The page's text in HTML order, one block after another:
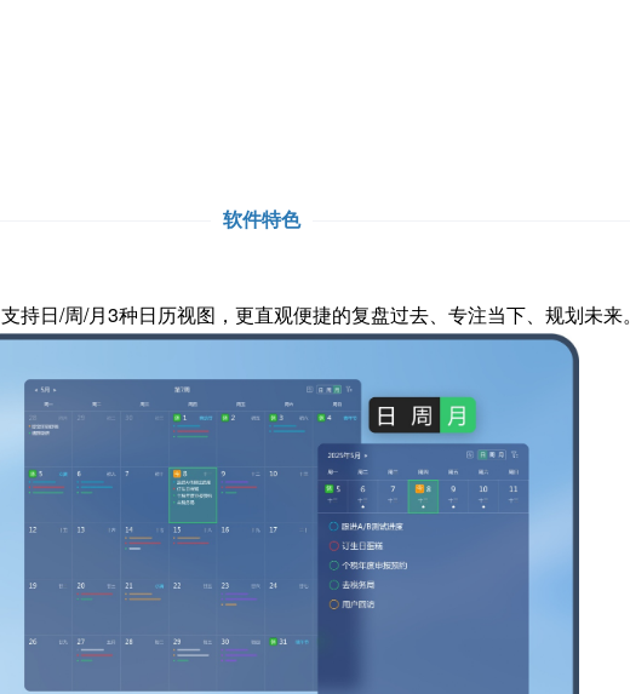
软件特色
支持日/周/月3种日历视图，更直观便捷的复盘过去、专注当下、规划未来。